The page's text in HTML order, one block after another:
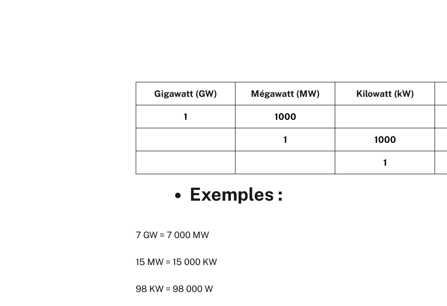
Gigawatt (GW) Mégawatt (MW) Kilowatt (kW)
1 1000
1 1000
1
Exemples :
7 GW = 7 000 MW
15 MW = 15 000 KW
98 KW = 98 000 W